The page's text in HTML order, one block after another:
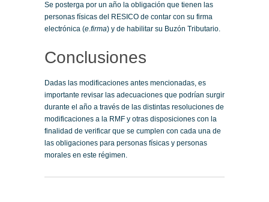
Se posterga por un año la obligación que tienen las
personas físicas del RESICO de contar con su firma
electrónica (e.firma) y de habilitar su Buzón Tributario.
Conclusiones
Dadas las modificaciones antes mencionadas, es
importante revisar las adecuaciones que podrían surgir
durante el año a través de las distintas resoluciones de
modificaciones a la RMF y otras disposiciones con la
finalidad de verificar que se cumplen con cada una de
las obligaciones para personas físicas y personas
morales en este régimen.